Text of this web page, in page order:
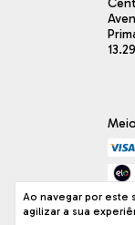
Ao navegar por este
agilizar a sua